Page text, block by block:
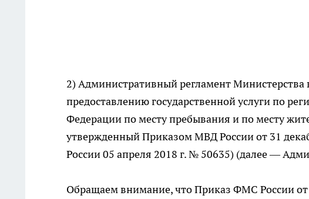
2) Административный регламент
предоставлению государственной услуги по
Федерации по месту пребывания и по месту
утвержденный Приказом МВД России от 31
России 05 апреля 2018 г. № 50635) (далее —
Обращаем внимание, что Приказ ФМС России